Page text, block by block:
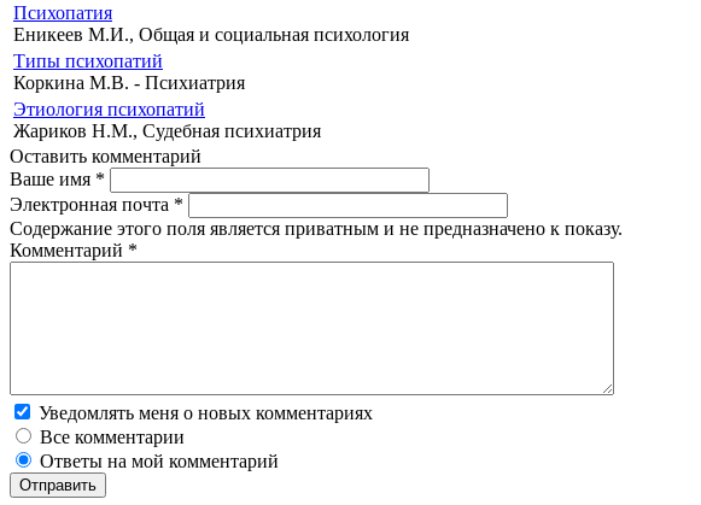
Психопатия
Еникеев М.И., Общая и социальная психология
Типы психопатий
Коркина М.В. - Психиатрия
Этиология психопатий
Жариков Н.М., Судебная психиатрия
Оставить комментарий
Ваше имя *
Электронная почта *
Содержание этого поля является приватным и не предназначено к показу.
Комментарий *
Уведомлять меня о новых комментариях
Все комментарии
Ответы на мой комментарий